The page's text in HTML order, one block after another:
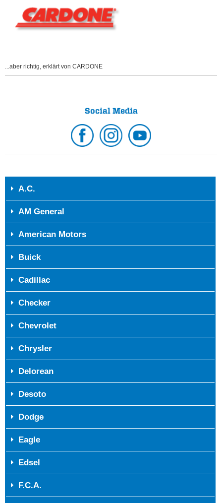
...aber richtig, erklärt von CARDONE
Social Media
A.C.
AM General
American Motors
Buick
Cadillac
Checker
Chevrolet
Chrysler
Delorean
Desoto
Dodge
Eagle
Edsel
F.C.A.